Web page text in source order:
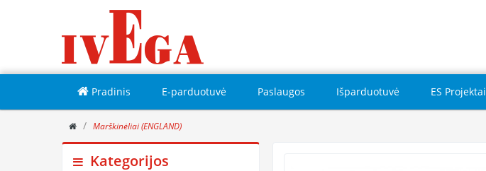
Pradinis E-parduotuvė Paslaugos Išparduotuvė ES Projektai
Marškinėliai (ENGLAND)
Kategorijos